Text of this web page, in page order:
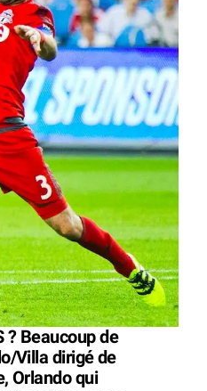
Beaucoup de
Villa dirigé de
Orlando qui